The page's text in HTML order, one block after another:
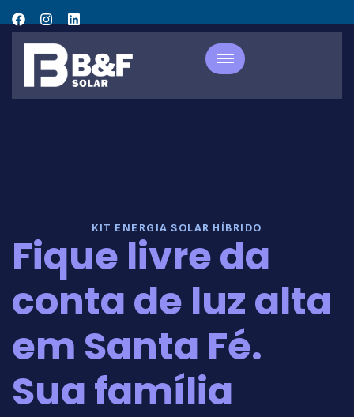
KIT ENERGIA SOLAR HÍBRIDO
Fique livre da
conta de luz alta
em Santa Fé.
Sua família